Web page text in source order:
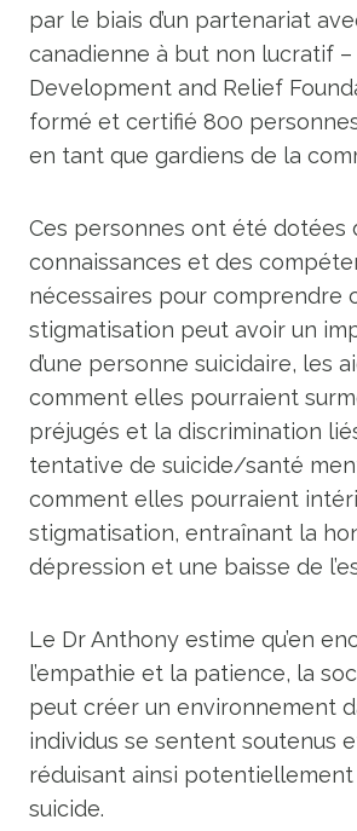
par le biais d’un partenariat
canadienne à but non lucratif
Development and Relief
formé et certifié 800
en tant que gardiens de la
Ces personnes ont été dotées
connaissances et des
nécessaires pour comprendre
stigmatisation peut avoir un
d’une personne suicidaire, les
comment elles pourraient
préjugés et la discrimination
tentative de suicide/santé
comment elles pourraient
stigmatisation, entraînant la
dépression et une baisse de
Le Dr Anthony estime qu’en
l’empathie et la patience, la
peut créer un environnement
individus se sentent soutenus
réduisant ainsi potentiellement
suicide.